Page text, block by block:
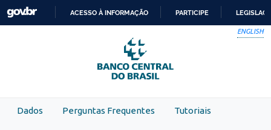
Skip to main content
PARA
O
CONTEÚDO
ACESSO À INFORMAÇÃO PARTICIPE
ENGLISH
Dados Perguntas Frequentes Tutoriais